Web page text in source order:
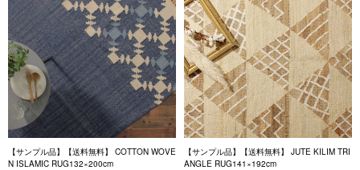
【サンプル品】【送料無料】 COTTON WOVE
N ISLAMIC RUG132×200cm
【サンプル品】【送料無料】 JUTE KILIM TRI
ANGLE RUG141×192cm